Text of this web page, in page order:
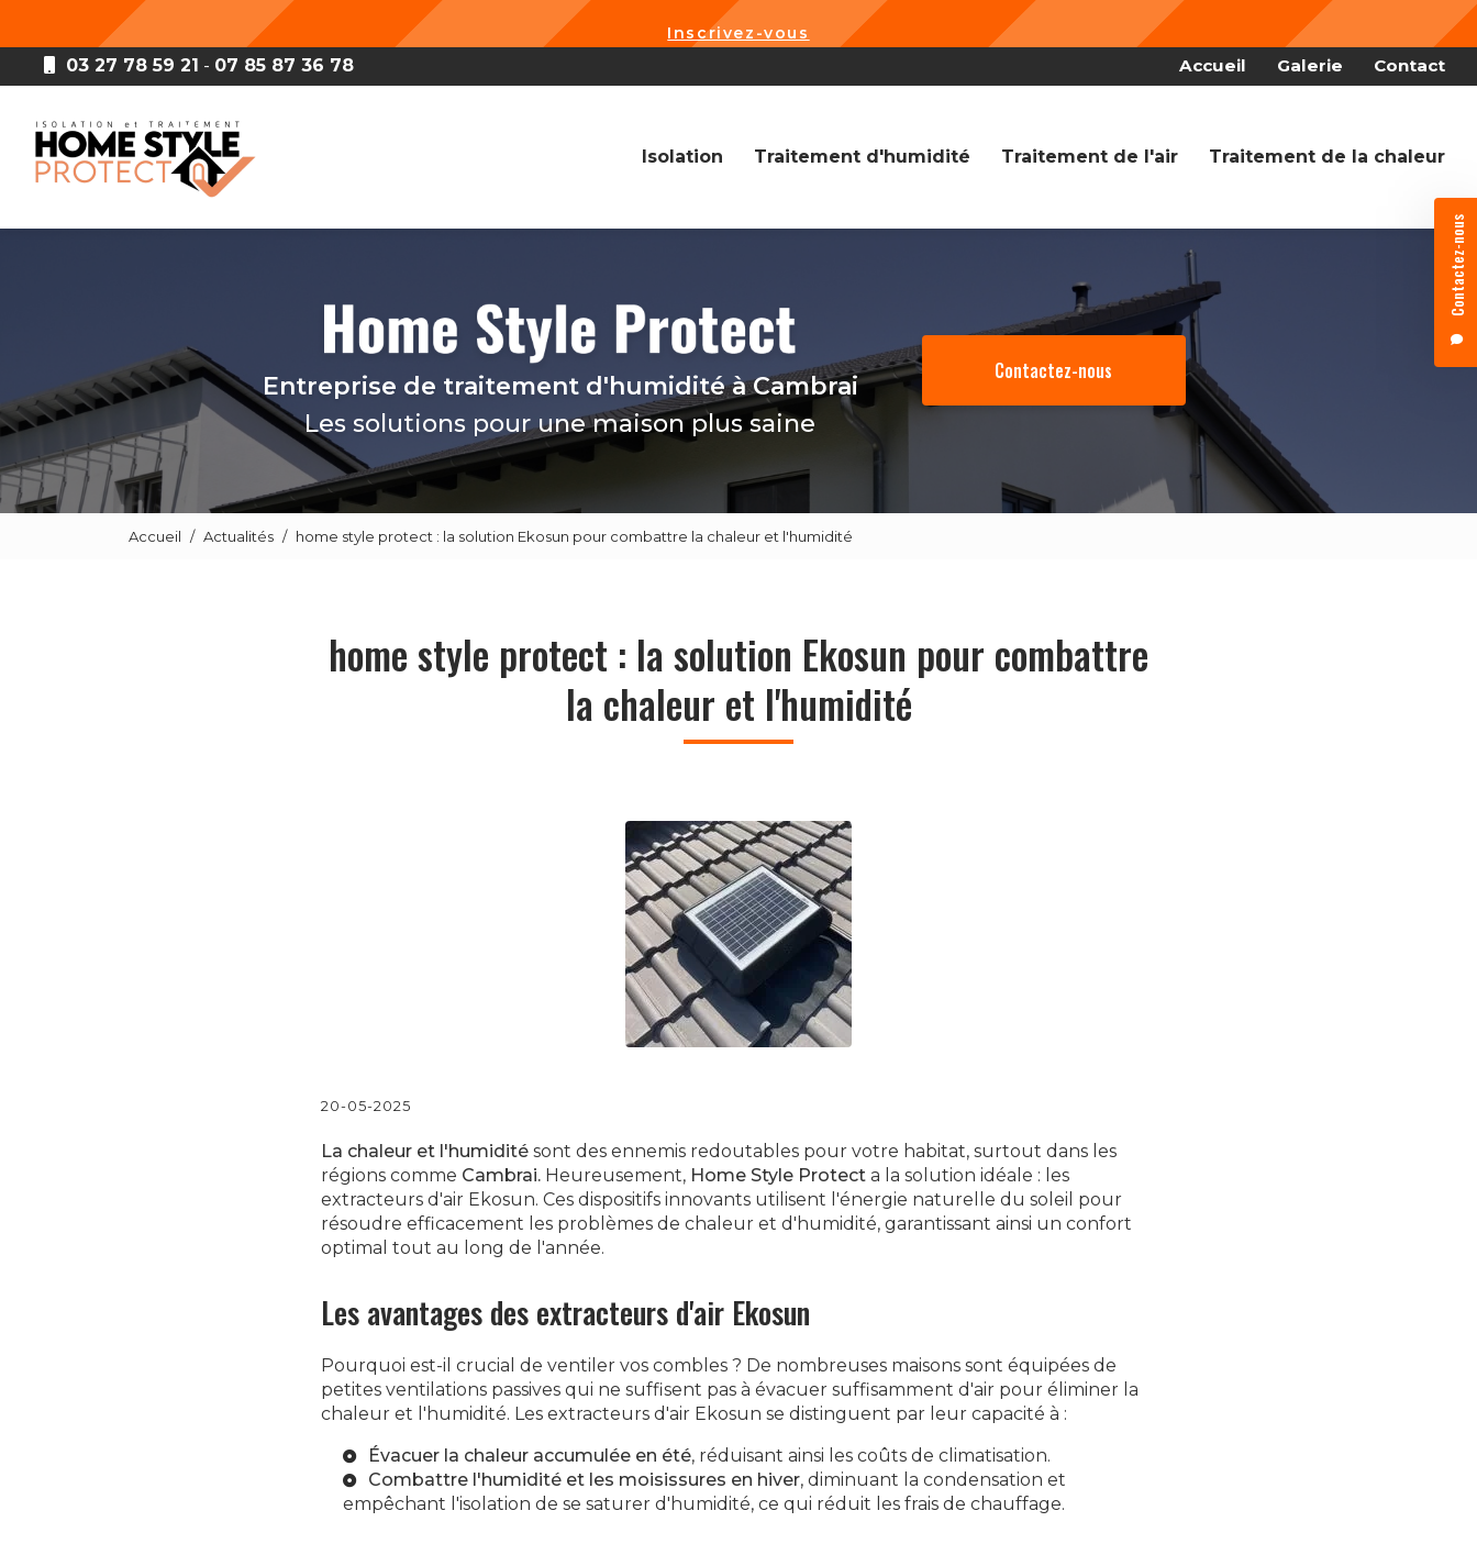
contenu
principal
Nous
Inscrivez-vous
03 27 78 59 21 - 07 85 87 36 78
Contactez-nous
Accueil Galerie
Contact
Isolation Traitement d'humidité Traitement de l'air Traitement de la chaleur
Entreprise de traitement d'humiditéà Cambrai
Les solutions pour une maison plus saine
Contactez-nous
Accueil Actualités home style protect : la solution Ekosun pour combattre la chaleur et l'humidité
home style protect : la solution Ekosun pour combattre
la chaleur et l'humidité
20-05-2025
La chaleur et l'humidité sont des ennemis redoutables pour votre habitat, surtout dans les
régions comme Cambrai. Heureusement, Home Style Protect a la solution idéale : les
extracteurs d'air Ekosun. Ces dispositifs innovants utilisent l'énergie naturelle du soleil pour
résoudre efficacement les problèmes de chaleur et d'humidité, garantissant ainsi un confort
optimal tout au long de l'année.
Les avantages des extracteurs d'air Ekosun
Pourquoi est-il crucial de ventiler vos combles ? De nombreuses maisons sont équipées de
petites ventilations passives qui ne suffisent pas à évacuer suffisamment d'air pour éliminer la
chaleur et l'humidité. Les extracteurs d'air Ekosun se distinguent par leur capacité à :
Évacuer la chaleur accumulée en été, réduisant ainsi les coûts de climatisation.
Combattre l'humidité et les moisissures en hiver, diminuant la condensation et
empêchant l'isolation de se saturer d'humidité, ce qui réduit les frais de chauffage.